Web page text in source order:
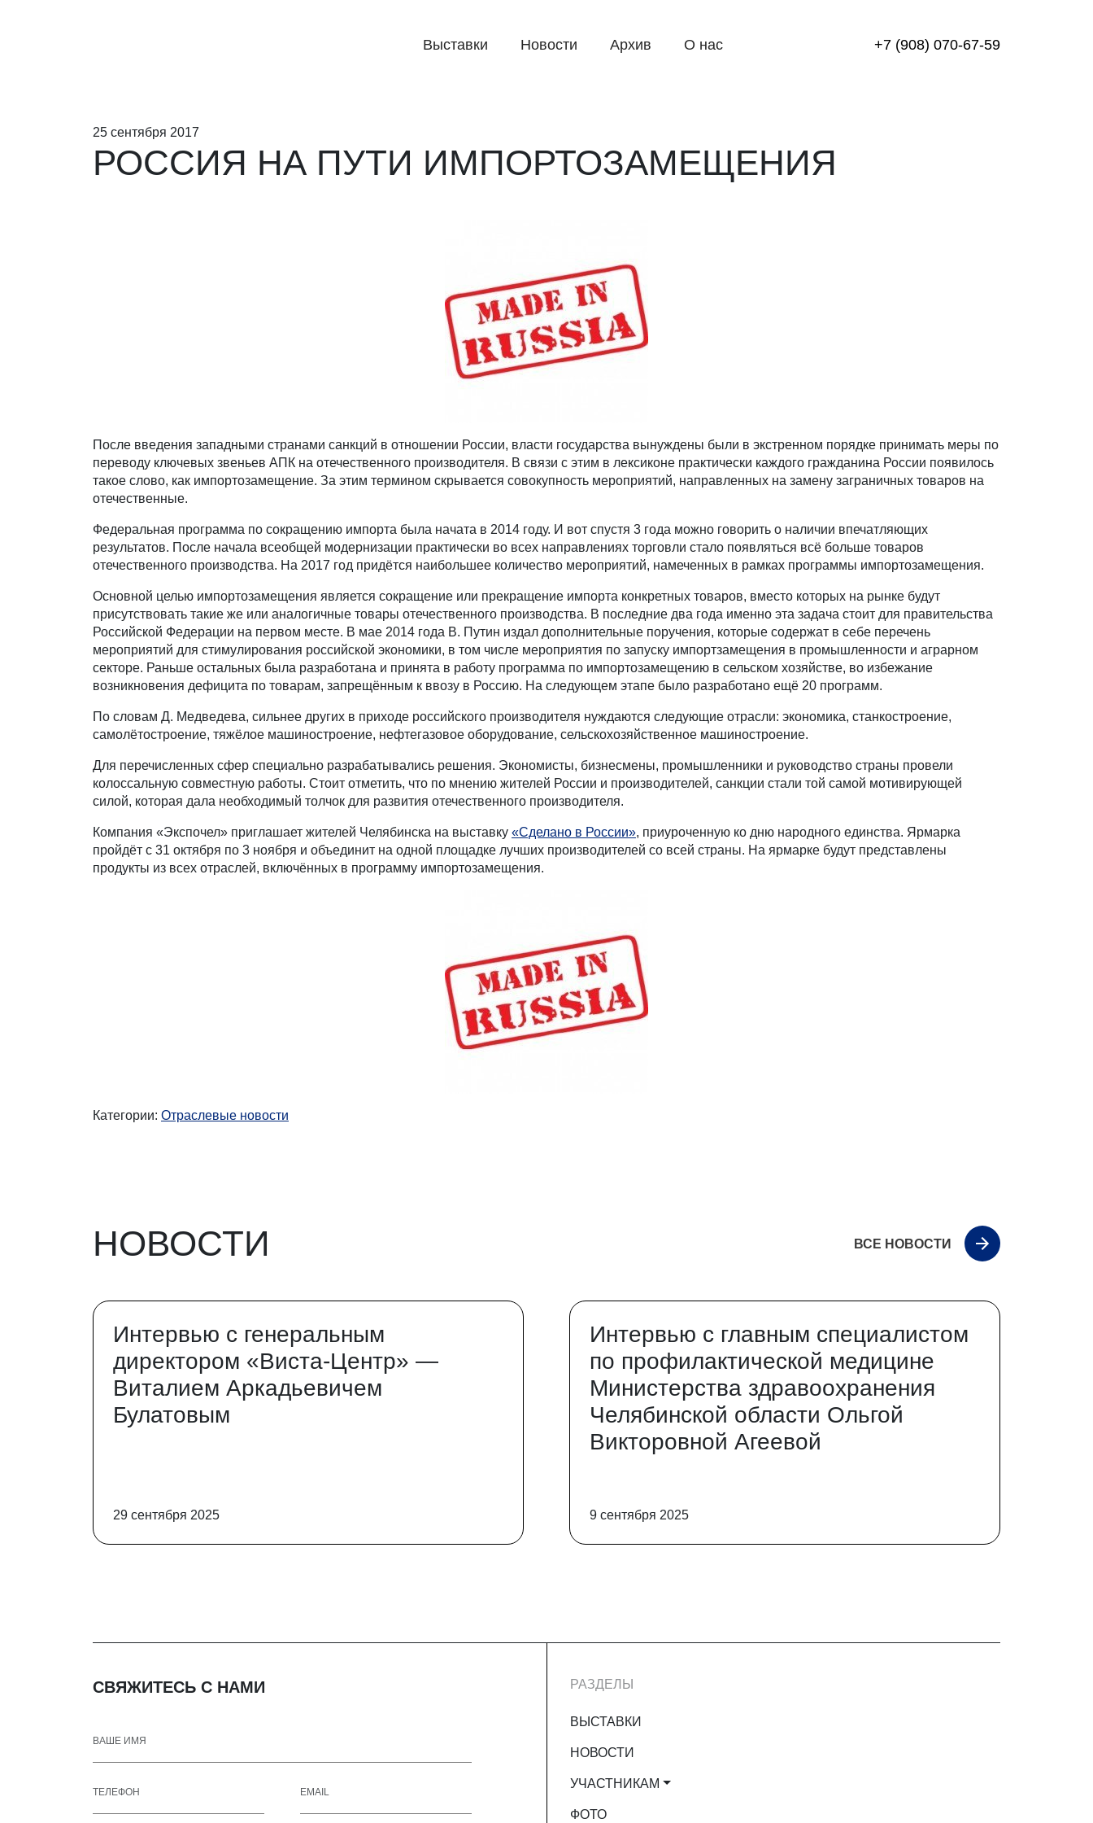
Выставки Новости Архив О нас +7 (908) 070-67-59
25 сентября 2017
РОССИЯ НА ПУТИ ИМПОРТОЗАМЕЩЕНИЯ
После введения западными странами санкций в отношении России, власти государства вынуждены были в экстренном порядке принимать меры по
переводу ключевых звеньев АПК на отечественного производителя. В связи с этим в лексиконе практически каждого гражданина России появилось
такое слово, как импортозамещение. За этим термином скрывается совокупность мероприятий, направленных на замену заграничных товаров на
отечественные.
Федеральная программа по сокращению импорта была начата в 2014 году. И вот спустя 3 года можно говорить о наличии впечатляющих
результатов. После начала всеобщей модернизации практически во всех направлениях торговли стало появляться всё больше товаров
отечественного производства. На 2017 год придётся наибольшее количество мероприятий, намеченных в рамках программы импортозамещения.
Основной целью импортозамещения является сокращение или прекращение импорта конкретных товаров, вместо которых на рынке будут
присутствовать такие же или аналогичные товары отечественного производства. В последние два года именно эта задача стоит для правительства
Российской Федерации на первом месте. В мае 2014 года В. Путин издал дополнительные поручения, которые содержат в себе перечень
мероприятий для стимулирования российской экономики, в том числе мероприятия по запуску импортзамещения в промышленности и аграрном
секторе. Раньше остальных была разработана и принята в работу программа по импортозамещению в сельском хозяйстве, во избежание
возникновения дефицита по товарам, запрещённым к ввозу в Россию. На следующем этапе было разработано ещё 20 программ.
По словам Д. Медведева, сильнее других в приходе российского производителя нуждаются следующие отрасли: экономика, станкостроение,
самолётостроение, тяжёлое машиностроение, нефтегазовое оборудование, сельскохозяйственное машиностроение.
Для перечисленных сфер специально разрабатывались решения. Экономисты, бизнесмены, промышленники и руководство страны провели
колоссальную совместную работы. Стоит отметить, что по мнению жителей России и производителей, санкции стали той самой мотивирующей
силой, которая дала необходимый толчок для развития отечественного производителя.
Компания «Экспочел» приглашает жителей Челябинска на выставку «Сделано в России», приуроченную ко дню народного единства. Ярмарка
пройдёт с 31 октября по 3 ноября и объединит на одной площадке лучших производителей со всей страны. На ярмарке будут представлены
продукты из всех отраслей, включённых в программу импортозамещения.
Категории: Отраслевые новости
НОВОСТИ ВСЕ НОВОСТИ
Интервью с генеральным
директором «Виста-Центр» —
Виталием Аркадьевичем
Булатовым
29 сентября 2025
Интервью с главным специалистом
по профилактической медицине
Министерства здравоохранения
Челябинской области Ольгой
Викторовной Агеевой
9 сентября 2025
СВЯЖИТЕСЬ С НАМИ РАЗДЕЛЫ
ВЫСТАВКИ
НОВОСТИ
УЧАСТНИКАМ
ФОТО